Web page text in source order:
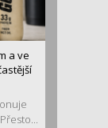
a ve